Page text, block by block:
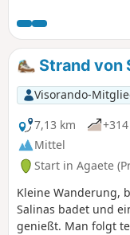
das weiße Dorf
und Bergen
schlängelt sich
Küste entlang und
Ausblicke auf den
zum Strand von
unberührten und
umgeben von
Strand bietet eine
Naturkulisse und
Eine schöne
Bergen, Meer und
Landschaften des
Strand von
Visorando-
7,13 km
Mittel
Start in Agaete
Kleine Wanderung,
Salinas badet und
genießt. Man folgt